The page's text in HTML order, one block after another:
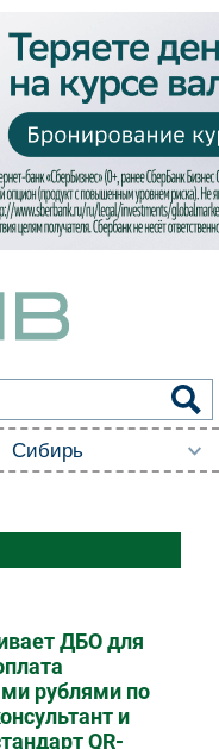
ДБО для
рублями по
и
QR-